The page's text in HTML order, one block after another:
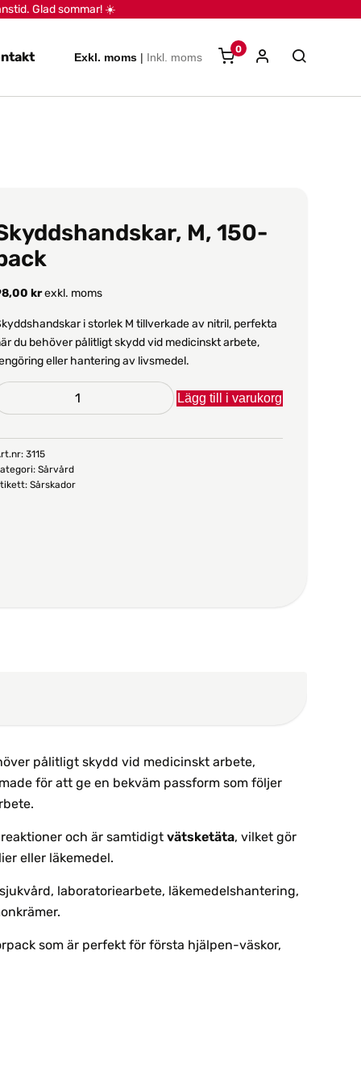
Glad sommar! ☀️
Exkl. moms | Inkl. moms
0
M, 150-
krexkl. moms
i storlek M tillverkade av nitril, perfekta
du behöver pålitligt skydd vid medicinskt arbete,
eller hantering av livsmedel.
Lägg till i varukorg
3115
Sårvård
Sårskador
pålitligt skydd vid medicinskt arbete,
för att ge en bekväm passform som följer
och är samtidigt vätsketäta, vilket gör
eller läkemedel.
laboratoriearbete, läkemedelshantering,
som är perfekt för första hjälpen-väskor,